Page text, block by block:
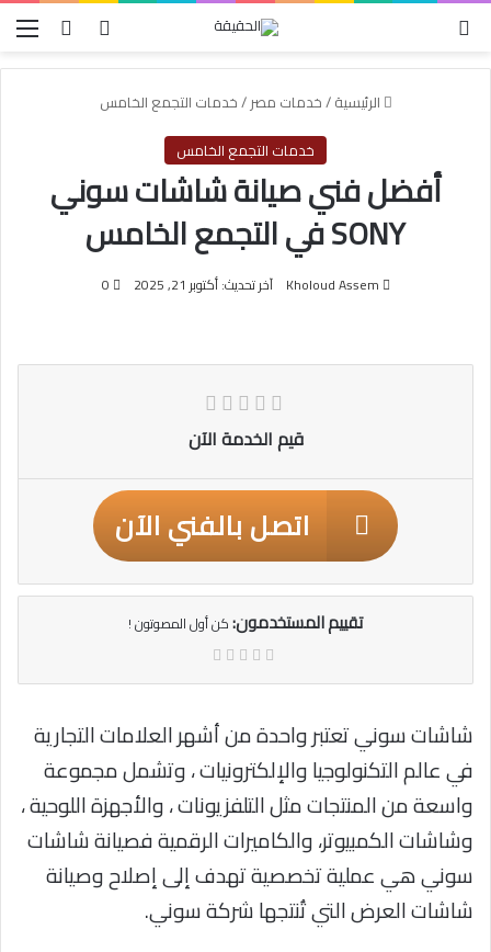
بحث عنتسجيل
الرئيسية/خدمات مصر/خدمات التجمع الخامس
خدمات التجمع الخامس
أفضل فني صيانة شاشات سوني
SONY في التجمع الخامس
Kholoud Assem آخر تحديث: أكتوبر 21, 2025 0
قيم الخدمة الآن
اتصل بالفني الآن
تقييم المستخدمون:كن أول المصوتون !
شاشات سوني تعتبر واحدة من أشهر العلامات التجارية
في عالم التكنولوجيا والإلكترونيات ، وتشمل مجموعة
واسعة من المنتجات مثل التلفزيونات ، والأجهزة اللوحية ،
وشاشات الكمبيوتر، والكاميرات الرقمية فصيانة شاشات
سوني هي عملية تخصصية تهدف إلى إصلاح وصيانة
شاشات العرض التي تُنتجها شركة سوني.